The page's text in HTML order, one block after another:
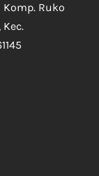
Komp. Ruko